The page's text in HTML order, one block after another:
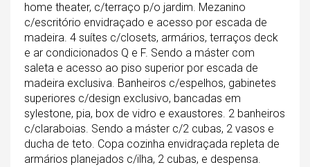
home theater, c/terraço p/o jardim. Mezanino
c/escritório envidraçado e acesso por escada de
madeira. 4 suítes c/closets, armários, terraços deck
e ar condicionados Q e F. Sendo a máster com
saleta e acesso ao piso superior por escada de
madeira exclusiva. Banheiros c/espelhos, gabinetes
superiores c/design exclusivo, bancadas em
sylestone, pia, box de vidro e exaustores. 2 banheiros
c/claraboias. Sendo a máster c/2 cubas, 2 vasos e
ducha de teto. Copa cozinha envidraçada repleta de
armários planejados c/ilha, 2 cubas, e despensa.